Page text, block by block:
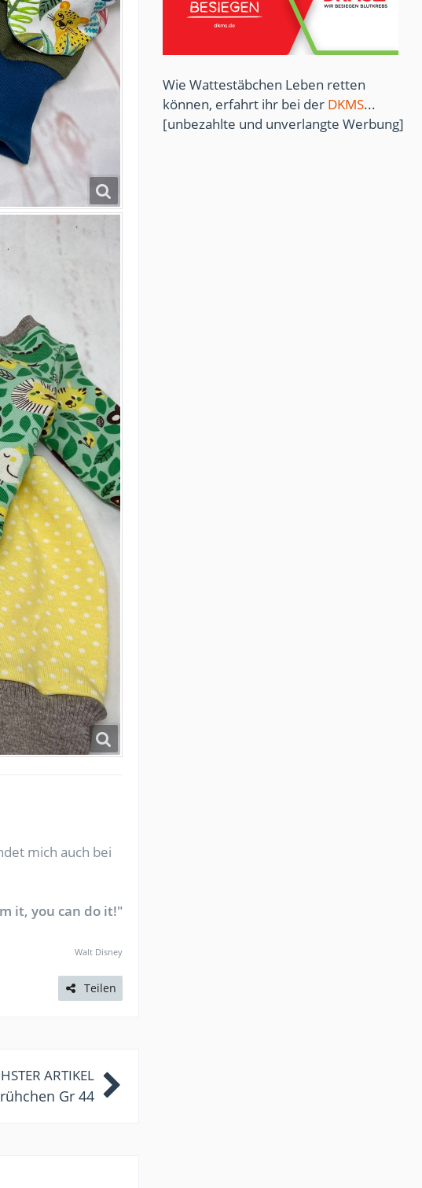
mich auch bei
it, you can do it!"
Walt Disney
Teilen
ARTIKEL
Gr 44
Wie Wattestäbchen Leben retten
können, erfahrt ihr bei der DKMS...
[unbezahlte und unverlangte Werbung]